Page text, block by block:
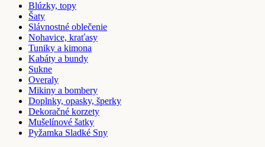
Blúzky, topy
Šaty
Slávnostné oblečenie
Nohavice, kraťasy
Tuniky a kimona
Kabáty a bundy
Sukne
Overaly
Mikiny a bombery
Doplnky, opasky, šperky
Dekoračné korzety
Mušelínové šatky
Pyžamka Sladké Sny